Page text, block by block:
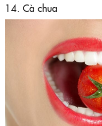
14. Cà chua